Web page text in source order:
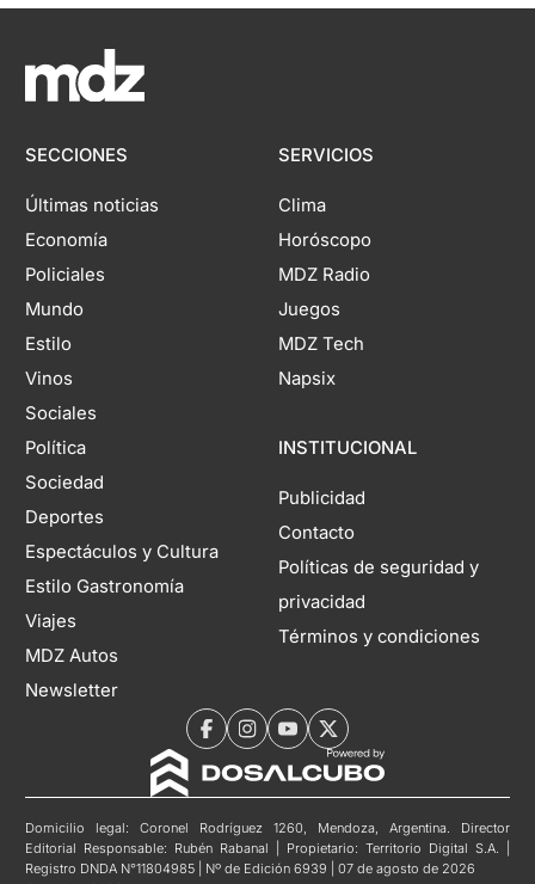
SECCIONES
Últimas noticias
Economía
Policiales
Mundo
Estilo
Vinos
Sociales
Política
Sociedad
Deportes
Espectáculos y Cultura
Estilo Gastronomía
Viajes
MDZ Autos
Newsletter
SERVICIOS
Clima
Horóscopo
MDZ Radio
Juegos
MDZ Tech
Napsix
INSTITUCIONAL
Publicidad
Contacto
Políticas de seguridad y
privacidad
Términos y condiciones
Domicilio legal: Coronel Rodríguez 1260, Mendoza, Argentina. Director
Editorial Responsable: Rubén Rabanal | Propietario: Territorio Digital S.A. |
Registro DNDA N°11804985 | Nº de Edición 6939 | 07 de agosto de 2026